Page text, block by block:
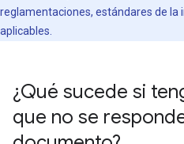
reglamentaciones, estándares de la
aplicables.
¿Qué sucede si
que no se